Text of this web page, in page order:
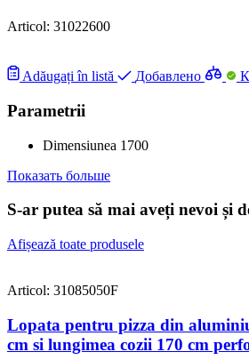
Articol: 31022600
Adăugați în listă Добавлено
Parametrii
Dimensiunea 1700
Показать больше
S-ar putea să mai aveți nevoi și
Afișează toate produsele
Articol: 31085050F
Lopata pentru pizza din
cm si lungimea cozii 170 cm